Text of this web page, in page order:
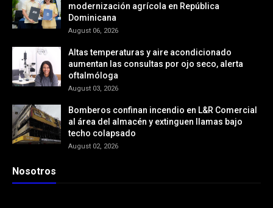
modernización agrícola en República
Dominicana
August 06, 2026
Altas temperaturas y aire acondicionado
aumentan las consultas por ojo seco, alerta
oftalmóloga
August 03, 2026
Bomberos confinan incendio en L&R Comercial
al área del almacén y extinguen llamas bajo
techo colapsado
August 02, 2026
Nosotros